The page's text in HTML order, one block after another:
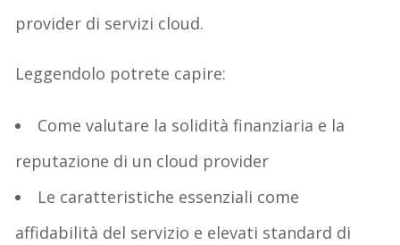
provider di servizi cloud.
Leggendolo potrete capire:
Come valutare la solidità finanziaria e la
reputazione di un cloud provider
Le caratteristiche essenziali come
affidabilità del servizio e elevati standard di